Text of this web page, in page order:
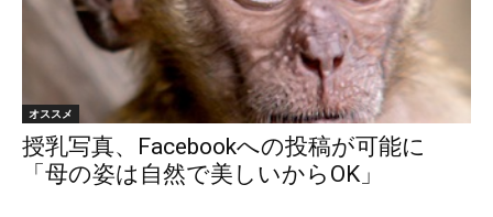
オススメ
授乳写真、Facebookへの投稿が可能に
「母の姿は自然で美しいからOK」